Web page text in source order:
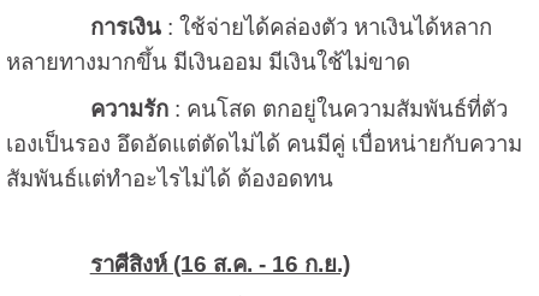
การเงิน: ใช้จ่ายได้คล่องตัว หาเงินได้หลาก
หลายทางมากขึ้น มีเงินออม มีเงินใช้ไม่ขาด
ความรัก: คนโสด ตกอยู่ในความสัมพันธ์ที่ตัว
เองเป็นรอง อึดอัดแต่ตัดไม่ได้ คนมีคู่ เบื่อหน่ายกับความ
สัมพันธ์แต่ทำอะไรไม่ได้ ต้องอดทน
ราศีสิงห์ (16 ส.ค. - 16 ก.ย.)